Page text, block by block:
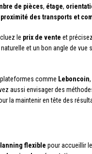
de pièces, étage,
proximité des transports et
le prix de vente et
et un bon angle de
comme Leboncoin,
aussi envisager des
la maintenir en tête des
flexible pour accueillir